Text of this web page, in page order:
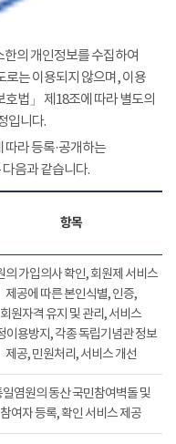
의 개인정보를 수집하여
로는 이용되지 않으며, 이용
법」 제18조에 따라 별도의
입니다.
라 등록·공개하는
음과 같습니다.
항목
의 가입의사 확인, 회원제 서비스
제공에 따른 본인식별, 인증,
회원자격 유지 및 관리, 서비스
이용방지, 각종 독립기념관 정보
제공, 민원처리, 서비스 개선
일염원의 동산 국민참여벽돌 및
참여자 등록, 확인 서비스 제공